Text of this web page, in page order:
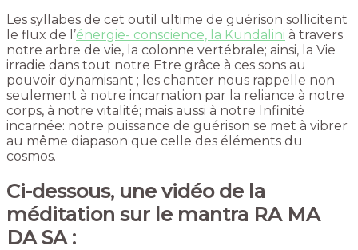
Les syllabes de cet outil ultime de guérison sollicitent
le flux de l’énergie- conscience, la Kundalini à travers
notre arbre de vie, la colonne vertébrale; ainsi, la Vie
irradie dans tout notre Etre grâce à ces sons au
pouvoir dynamisant ; les chanter nous rappelle non
seulement à notre incarnation par la reliance à notre
corps, à notre vitalité; mais aussi à notre Infinité
incarnée: notre puissance de guérison se met à vibrer
au même diapason que celle des éléments du
cosmos.
Ci-dessous, une vidéo de la
méditation sur le mantra RA MA
DA SA :